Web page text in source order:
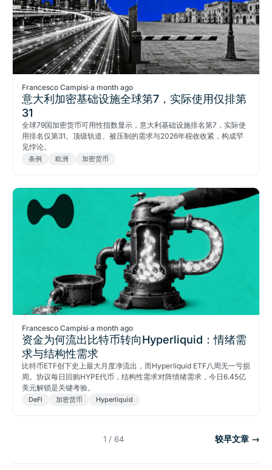
Francesco Campisi·a month ago
意大利加密基础设施全球第7，实际使用仅排第
31
全球79国加密货币可用性指数显示，意大利基础设施排名第7，实际使
用排名仅第31。顶级轨道、被压制的需求与2026年税收收紧，构成罕
见悖论。
条例 欧洲 加密货币
Francesco Campisi·a month ago
资金为何流出比特币转向Hyperliquid：情绪需
求与结构性需求
比特币ETF创下史上最大月度净流出，而Hyperliquid ETF八周无一亏损
周。协议每日回购HYPE代币，结构性需求对阵情绪需求，今日6.45亿
美元解锁是关键考验。
DeFi 加密货币 Hyperliquid
1 / 64 较早文章 →